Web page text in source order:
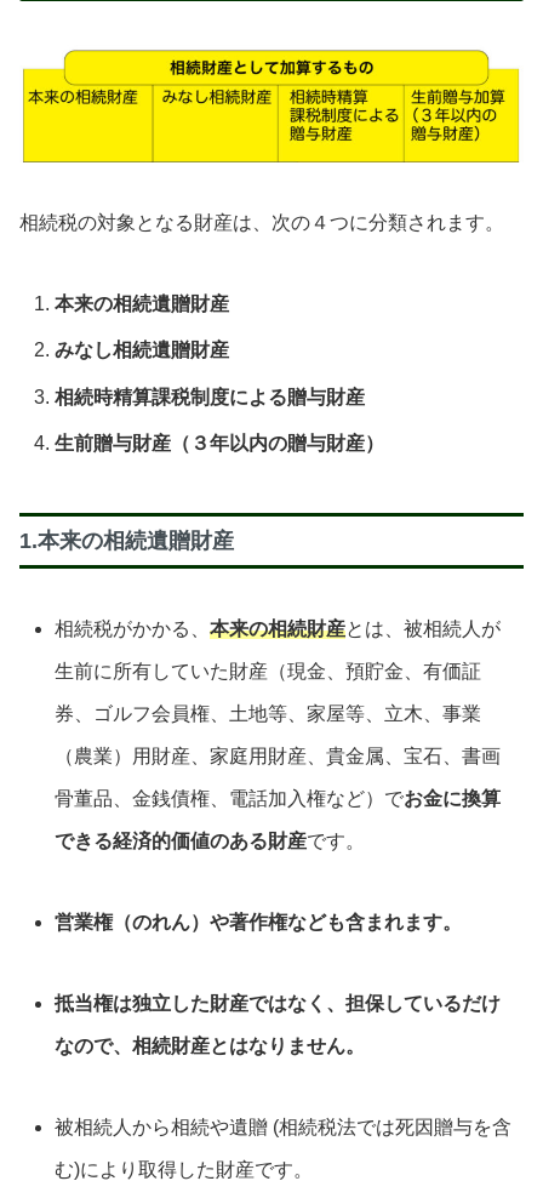
相続税の対象となる財産は、次の４つに分類されます。
本来の相続遺贈財産
みなし相続遺贈財産
相続時精算課税制度による贈与財産
生前贈与財産（３年以内の贈与財産）
1.本来の相続遺贈財産
相続税がかかる、本来の相続財産とは、被相続人が
生前に所有していた財産（現金、預貯金、有価証
券、ゴルフ会員権、土地等、家屋等、立木、事業
（農業）用財産、家庭用財産、貴金属、宝石、書画
骨董品、金銭債権、電話加入権など）でお金に換算
できる経済的価値のある財産です。
営業権（のれん）や著作権なども含まれます。
抵当権は独立した財産ではなく、担保しているだけ
なので、相続財産とはなりません。
被相続人から相続や遺贈 (相続税法では死因贈与を含
む)により取得した財産です。